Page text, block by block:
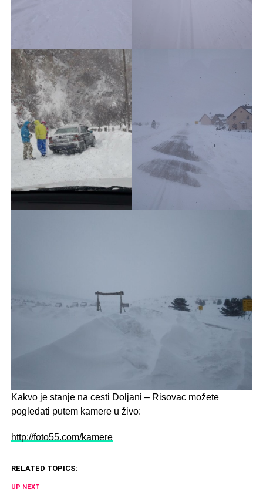
Kakvo je stanje na cesti Doljani – Risovac možete
pogledati putem kamere u živo:
http://foto55.com/kamere
RELATED TOPICS:
UP NEXT